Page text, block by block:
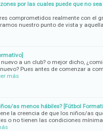
por las cuales puede que no
comprometidos realmente con el
nuestro punto de vista y
a un club? o mejor dicho,
Pues antes de comenzar a
más
as menos hábiles? [Fútbol
la creencia de que los niños/as
o no tienen las condiciones